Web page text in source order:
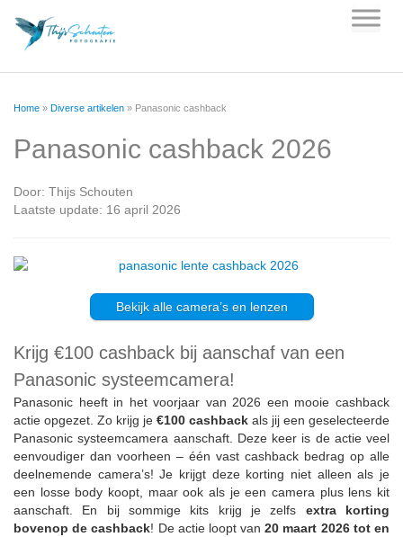
Home » Diverse artikelen » Panasonic cashback
Panasonic cashback 2026
Door: Thijs Schouten
Laatste update: 16 april 2026
Bekijk alle camera’s en lenzen
Krijg €100 cashback bij aanschaf van een
Panasonic systeemcamera!
Panasonic heeft in het voorjaar van 2026 een mooie cashback
actie opgezet. Zo krijg je €100 cashback als jij een geselecteerde
Panasonic systeemcamera aanschaft. Deze keer is de actie veel
eenvoudiger dan voorheen – één vast cashback bedrag op alle
deelnemende camera’s! Je krijgt deze korting niet alleen als je
een losse body koopt, maar ook als je een camera plus lens kit
aanschaft. En bij sommige kits krijg je zelfs extra korting
bovenop de cashback! De actie loopt van20 maart 2026 tot en